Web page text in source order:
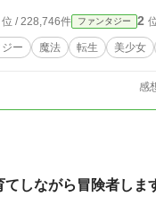
も、最終的な仕上げにあたっ
位 / 228,746件 ファンタジー 2
ー 魔法 転生 美少女
感
しながら冒険者しま